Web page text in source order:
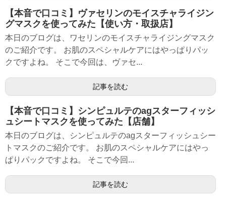
【本音で口コミ】ヴァセリンのモイスチャライジン
グマスクを使ってみた【使い方・取扱店】
本日のブログは、ワセリンのモイスチャライジングマスク
のご紹介です。 お肌のスペシャルケアにはやっぱりパッ
クですよね。 そこで今回は、ヴァセ...
記事を読む
【本音で口コミ】シンピュルテのagスターフィッシ
ュシートマスクを使ってみた【店舗】
本日のブログは、シンピュルテのagスターフィッシュシー
トマスクのご紹介です。 お肌のスペシャルケアにはやっ
ぱりパックですよね。 そこで今回...
記事を読む